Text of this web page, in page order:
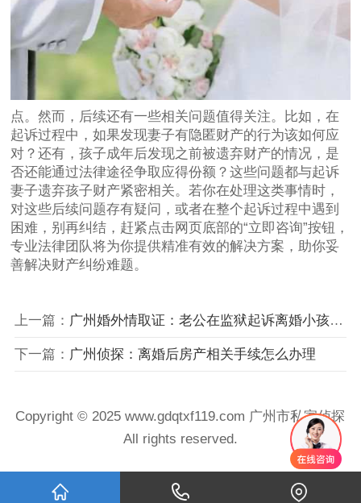
点。然而，后续还有一些相关问题值得关注。比如，在
起诉过程中，如果发现妻子有隐匿财产的行为该如何应
对？还有，孩子成年后发现之前被遗弃财产的情况，是
否还能通过法律途径争取应得份额？这些问题都与起诉
妻子遗弃孩子财产紧密相关。若你在处理这类事情时，
对这些后续问题存有疑问，或者在整个起诉过程中遇到
困难，别再纠结，赶紧点击网页底部的“立即咨询”按钮，
专业法律团队将为你提供精准有效的解决方案，助你妥
善解决财产纠纷难题。
上一篇： 广州婚外情取证：老公在监狱起诉离婚小孩归谁
下一篇： 广州侦探：离婚后房产相关手续怎么办理
Copyright © 2025 www.gdqtxf119.com 广州市私家侦探
All rights reserved.